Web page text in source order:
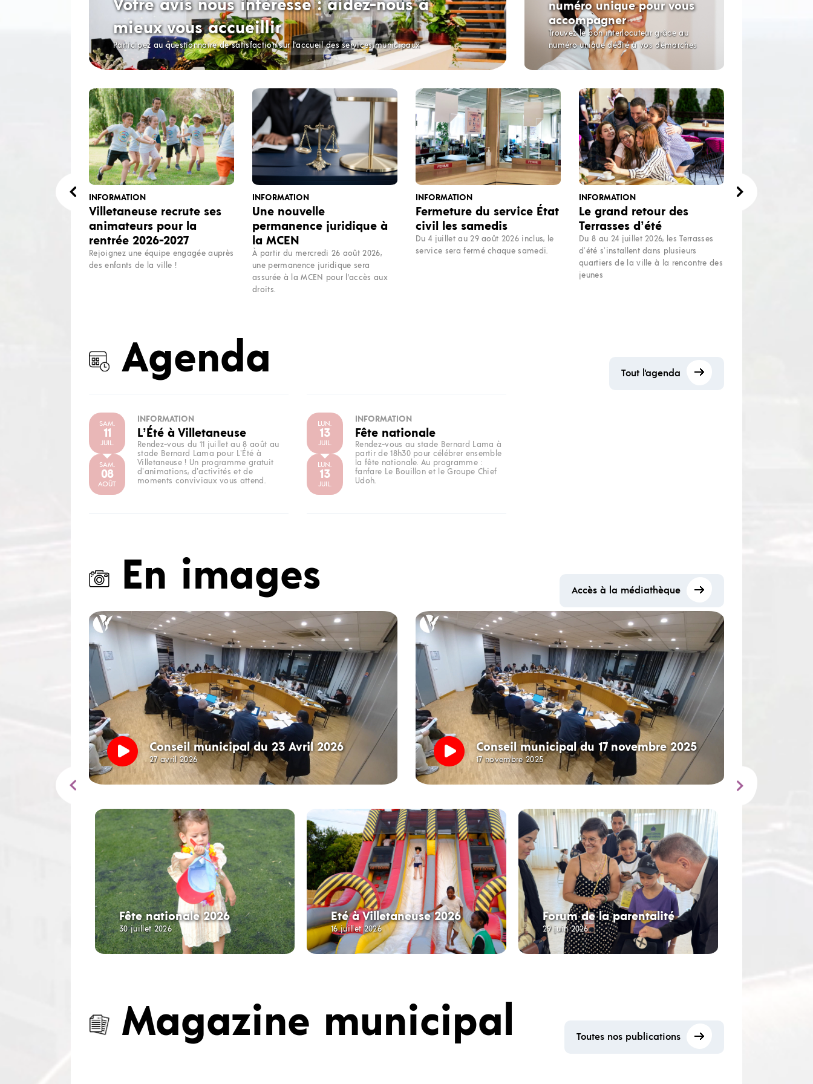
Votre avis nous intéresse : aidez-nous à
mieux vous accueillir
Participez au questionnaire de satisfaction sur l'accueil des services municipaux
numéro unique pour vous
accompagner
Trouvez le bon interlocuteur grâce au
numéro unique dédié à vos démarches
INFORMATION
Villetaneuse recrute ses
animateurs pour la
rentrée 2026-2027
Rejoignez une équipe engagée auprès
des enfants de la ville !
INFORMATION
Une nouvelle
permanence juridique à
la MCEN
À partir du mercredi 26 août 2026,
une permanence juridique sera
assurée à la MCEN pour l'accès aux
droits.
INFORMATION
Fermeture du service État
civil les samedis
Du 4 juillet au 29 août 2026 inclus, le
service sera fermé chaque samedi.
INFORMATION
Le grand retour des
Terrasses d’été
Du 8 au 24 juillet 2026, les Terrasses
d’été s’installent dans plusieurs
quartiers de la ville à la rencontre des
jeunes
Agenda
SAM.
11
JUIL.
SAM.
08
AOÛT
INFORMATION
L’Été à Villetaneuse
Rendez-vous du 11 juillet au 8 août au
stade Bernard Lama pour L’Été à
Villetaneuse ! Un programme gratuit
d’animations, d’activités et de
moments conviviaux vous attend.
LUN.
13
JUIL.
LUN.
13
JUIL.
INFORMATION
Fête nationale
Rendez-vous au stade Bernard Lama à
partir de 18h30 pour célébrer ensemble
la fête nationale. Au programme :
fanfare Le Bouillon et le Groupe Chief
Udoh.
Tout l'agenda
En images
Conseil municipal du 23 Avril 2026
27 avril 2026
Conseil municipal du 17 novembre 2025
17 novembre 2025
Fête nationale 2026
30 juillet 2026
Eté à Villetaneuse 2026
16 juillet 2026
Forum de la parentalité
29 juin 2026
Accès à la médiathèque
Magazine municipal Toutes nos publications